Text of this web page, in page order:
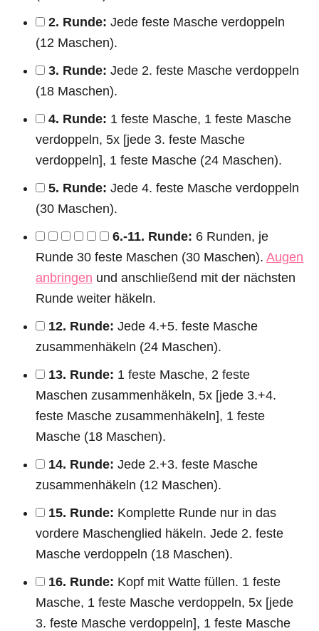
2. Runde: Jede feste Masche verdoppeln
(12 Maschen).
3. Runde: Jede 2. feste Masche verdoppeln
(18 Maschen).
4. Runde: 1 feste Masche, 1 feste Masche
verdoppeln, 5x [jede 3. feste Masche
verdoppeln], 1 feste Masche (24 Maschen).
5. Runde: Jede 4. feste Masche verdoppeln
(30 Maschen).
6.-11. Runde: 6 Runden, je
Runde 30 feste Maschen (30 Maschen). Augen
anbringen und anschließend mit der nächsten
Runde weiter häkeln.
12. Runde: Jede 4.+5. feste Masche
zusammenhäkeln (24 Maschen).
13. Runde: 1 feste Masche, 2 feste
Maschen zusammenhäkeln, 5x [jede 3.+4.
feste Masche zusammenhäkeln], 1 feste
Masche (18 Maschen).
14. Runde: Jede 2.+3. feste Masche
zusammenhäkeln (12 Maschen).
15. Runde: Komplette Runde nur in das
vordere Maschenglied häkeln. Jede 2. feste
Masche verdoppeln (18 Maschen).
16. Runde: Kopf mit Watte füllen. 1 feste
Masche, 1 feste Masche verdoppeln, 5x [jede
3. feste Masche verdoppeln], 1 feste Masche